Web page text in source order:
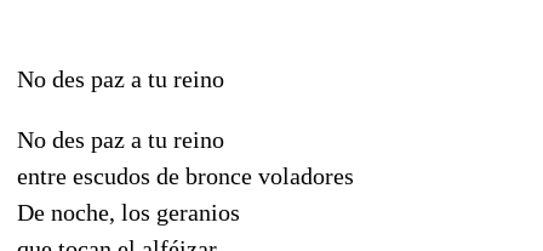
No des paz a tu reino
No des paz a tu reino
entre escudos de bronce voladores
De noche, los geranios